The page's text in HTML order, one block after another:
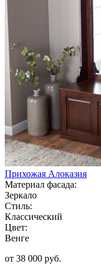
Прихожая Алоказия
Материал фасада:
Зеркало
Стиль:
Классический
Цвет:
Венге
от 38 000 руб.